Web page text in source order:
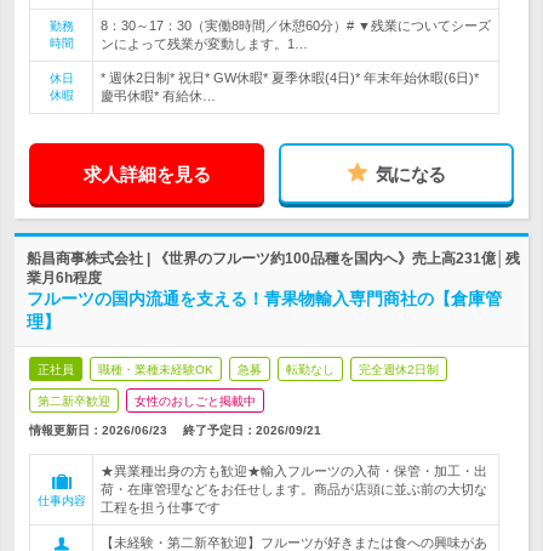
勤務
時間
8：30～17：30（実働8時間／休憩60分）# ▼残業についてシーズ
ンによって残業が変動します。1…
休日
休暇
* 週休2日制* 祝日* GW休暇* 夏季休暇(4日)* 年末年始休暇(6日)*
慶弔休暇* 有給休…
求人詳細を見る 気になる
船昌商事株式会社 | 《世界のフルーツ約100品種を国内へ》売上高231億│残
業月6h程度
フルーツの国内流通を支える！青果物輸入専門商社の【倉庫管
理】
正社員 職種・業種未経験OK 急募 転勤なし 完全週休2日制
第二新卒歓迎 女性のおしごと掲載中
情報更新日：2026/06/23 終了予定日： 2026/09/21
仕事内容
★異業種出身の方も歓迎★輸入フルーツの入荷・保管・加工・出
荷・在庫管理などをお任せします。商品が店頭に並ぶ前の大切な
工程を担う仕事です
【未経験・第二新卒歓迎】フルーツが好きまたは食への興味があ